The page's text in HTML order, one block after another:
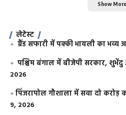
Show More
लेटेस्ट
ग्रैंड सफारी में पक्की भायली का भव्य
पश्चिम बंगाल में बीजेपी सरकार, शुभेंदु
2026
​पिंजरापोल गौशाला में सवा दो करोड़
9, 2026